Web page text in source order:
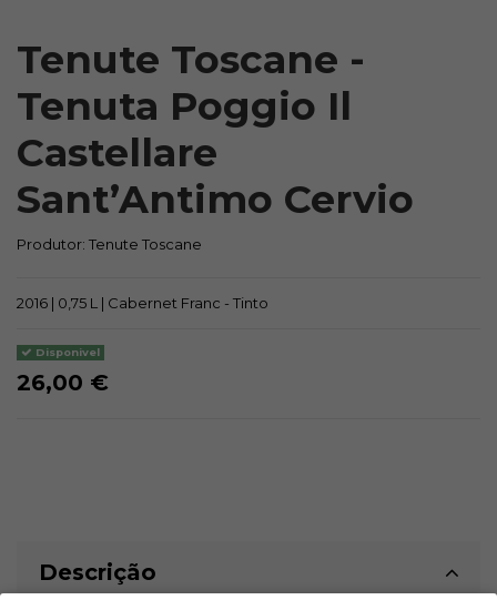
Tenute Toscane -
Tenuta Poggio Il
Castellare
Sant’Antimo Cervio
Produtor: Tenute Toscane
2016 | 0,75 L | Cabernet Franc - Tinto
Disponivel
26,00 €
Descrição